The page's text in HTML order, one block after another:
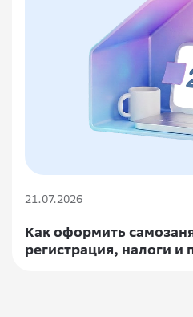
21.07.2026
Как оформить
регистрация, налоги и